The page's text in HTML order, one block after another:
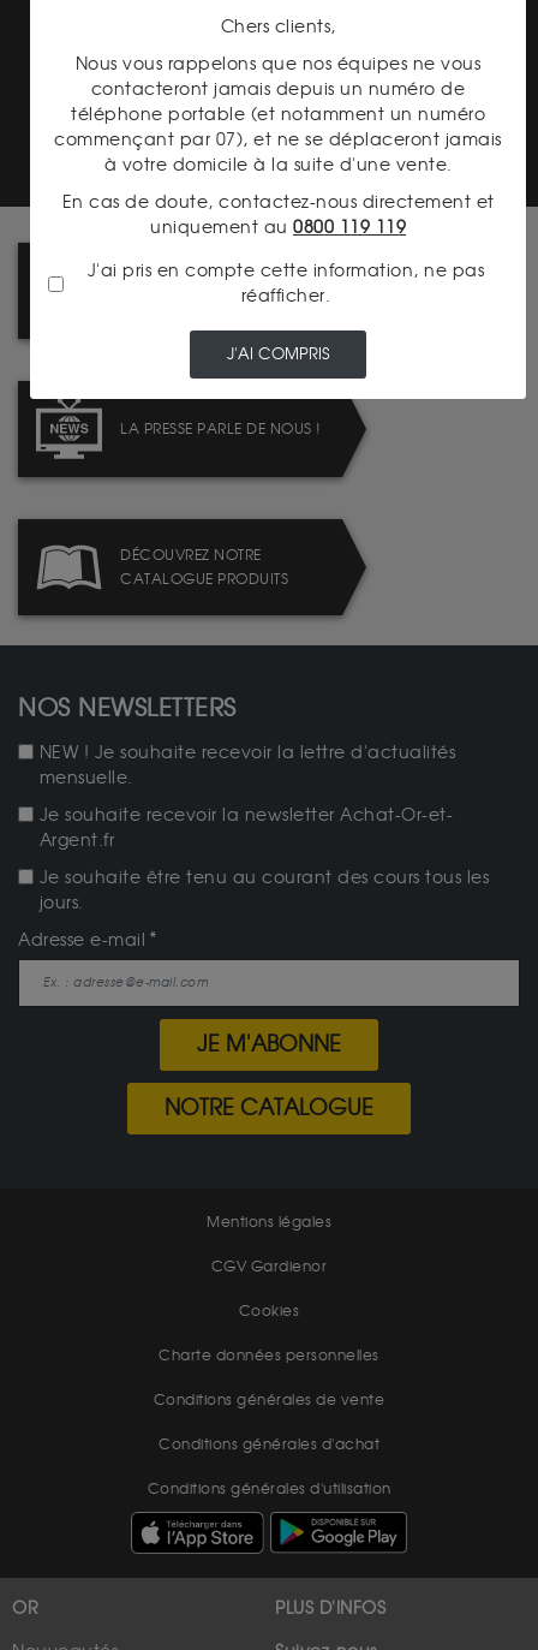
TRANSPARENCE DES
PRIX
COMMENT ACHETER SUR LE
SITE ? SUIVEZ LE GUIDE !
LA PRESSE PARLE DE NOUS !
DÉCOUVREZ NOTRE
CATALOGUE PRODUITS
NOS NEWSLETTERS
NEW ! Je souhaite recevoir la lettre d'actualités
mensuelle.
Je souhaite recevoir la newsletter Achat-Or-et-
Argent.fr
Je souhaite être tenu au courant des cours tous les
jours.
Adresse e-mail
JE M'ABONNE
NOTRE CATALOGUE
Mentions légales
CGV Gardienor
Cookies
Charte données personnelles
Conditions générales de vente
Conditions générales d'achat
Conditions générales d'utilisation
OR PLUS D'INFOS
Chers clients,
Nous vous rappelons que nos équipes ne vous
contacteront jamais depuis un numéro de
téléphone portable (et notamment un numéro
commençant par 07), et ne se déplaceront jamais
à votre domicile à la suite d'une vente.
En cas de doute, contactez-nous directement et
uniquement au 0800 119 119
J'ai pris en compte cette information, ne pas
réafficher.
J'AI COMPRIS